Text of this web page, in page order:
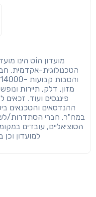
מימוש
מועדון הוֹט הינו
הטכנולוגית-אקדמית.
מזון, דלק, תיירות
פיננסים ועוד.
ההנדסאים והטכנאים
במח"ר, חברי הסתדרות/
הסוציאליים, עובדים
למועדון